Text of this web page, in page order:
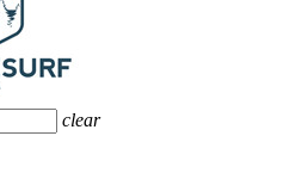
clear